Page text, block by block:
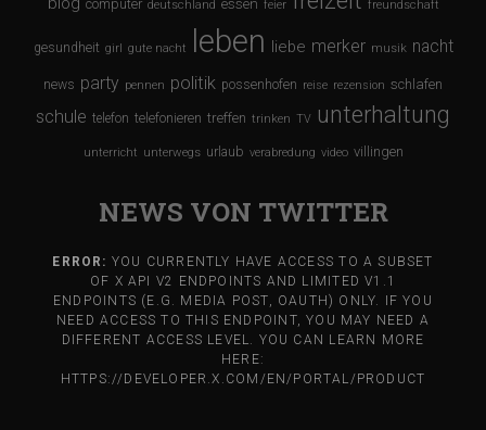
computer deutschland essen feier freundschaft
gesundheit girl gute nacht leben liebe merker musik nacht
news party pennen politik possenhofen reise rezension schlafen
schule telefon telefonieren treffen trinken TV unterhaltung
unterricht unterwegs urlaub verabredung video villingen
NEWS VON TWITTER
ERROR: YOU CURRENTLY HAVE ACCESS TO A SUBSET
OF X API V2 ENDPOINTS AND LIMITED V1.1
ENDPOINTS (E.G. MEDIA POST, OAUTH) ONLY. IF YOU
NEED ACCESS TO THIS ENDPOINT, YOU MAY NEED A
DIFFERENT ACCESS LEVEL. YOU CAN LEARN MORE
HERE:
HTTPS://DEVELOPER.X.COM/EN/PORTAL/PRODUCT